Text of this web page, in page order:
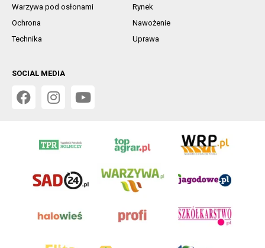
Warzywa pod osłonami
Rynek
Ochrona
Nawożenie
Technika
Uprawa
SOCIAL MEDIA